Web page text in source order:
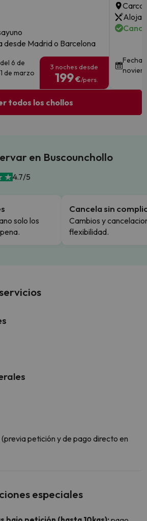
desde Madrid o Barcelona
6 de
de marzo
3 noches desde
199€/pers.
todos los chollos
en Buscounchollo
4.7/5
solo los
Cancela sin
Cambios y
flexibilidad.
petición y de pago directo en
especiales